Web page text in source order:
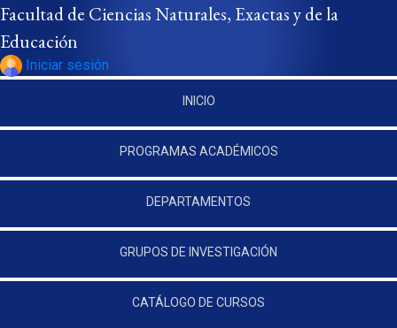
Pasar al contenido principal
Facultad de Ciencias Naturales, Exactas y de la
Educación
Iniciar sesión
INICIO
PROGRAMAS ACADÉMICOS
DEPARTAMENTOS
GRUPOS DE INVESTIGACIÓN
CATÁLOGO DE CURSOS